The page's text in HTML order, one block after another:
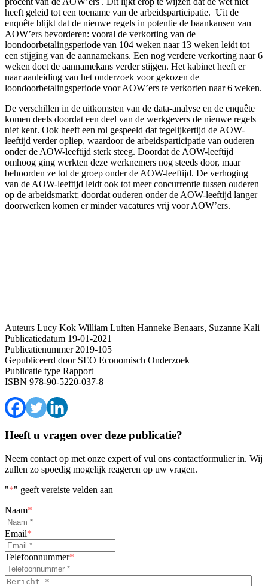
heeft geleid tot een toename van de arbeidsparticipatie. Uit de
enquête blijkt dat de nieuwe regels in potentie de baankansen van
AOW’ers bevorderen: vooral de verkorting van de
loondoorbetalingsperiode van 104 weken naar 13 weken leidt tot
een stijging van de aannamekans. Een nog verdere verkorting naar 6
weken doet de aannamekans verder stijgen. Het kabinet heeft er
naar aanleiding van het onderzoek voor gekozen de
loondoorbetalingsperiode voor AOW’ers te verkorten naar 6 weken.
De verschillen in de uitkomsten van de data-analyse en de enquête
komen deels doordat een deel van de werkgevers de nieuwe regels
niet kent. Ook heeft een rol gespeeld dat tegelijkertijd de AOW-
leeftijd verder opliep, waardoor de arbeidsparticipatie van ouderen
onder de AOW-leeftijd sterk steeg. Doordat de AOW-leeftijd
omhoog ging werkten deze werknemers nog steeds door, maar
behoorden ze tot de groep onder de AOW-leeftijd. De verhoging
van de AOW-leeftijd leidt ook tot meer concurrentie tussen ouderen
op de arbeidsmarkt; doordat ouderen onder de AOW-leeftijd langer
doorwerken komen er minder vacatures vrij voor AOW’ers.
Auteurs Lucy Kok William Luiten Hanneke Benaars, Suzanne Kali
Publicatiedatum 19-01-2021
Publicatienummer2019-105
Gepubliceerd doorSEO Economisch Onderzoek
Publicatie type Rapport
ISBN 978-90-5220-037-8
Heeft u vragen over deze publicatie?
Neem contact op met onze expert of vul ons contactformulier in. Wij
zullen zo spoedig mogelijk reageren op uw vragen.
"*" geeft vereiste velden aan
Naam*
Email*
Telefoonnummer*
Bericht